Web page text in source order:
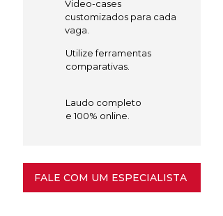
Video-cases
customizados para cada
vaga.
Utilize ferramentas
comparativas.
Laudo completo
e 100% online.
FALE COM UM ESPECIALISTA